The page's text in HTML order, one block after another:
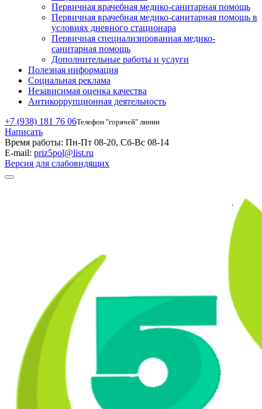
Первичная врачебная медико-санитарная помощь
Первичная врачебная медико-санитарная помощь в
условиях дневного стационара
Первичная специализированная медико-
санитарная помощь
Дополнительные работы и услуги
Полезная информация
Социальная реклама
Независимая оценка качества
Антикоррупционная деятельность
+7 (938) 181 76 06Телефон "горячей" линии
Написать
Время работы: Пн-Пт 08-20, Сб-Вс 08-14
E-mail: priz5pol@list.ru
Версия для слабовидящих